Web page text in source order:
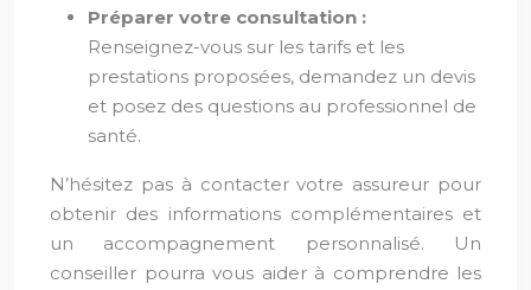
Préparer votre consultation :
Renseignez-vous sur les tarifs et les
prestations proposées, demandez un devis
et posez des questions au professionnel de
santé.
N’hésitez pas à contacter votre assureur pour
obtenir des informations complémentaires et
un accompagnement personnalisé. Un
conseiller pourra vous aider à comprendre les